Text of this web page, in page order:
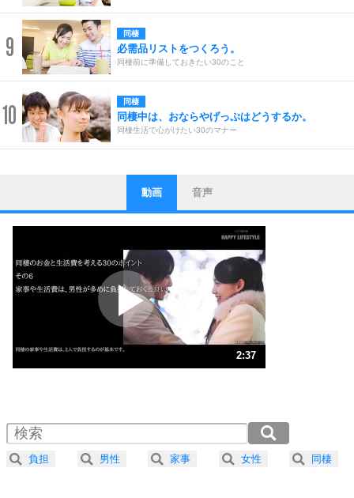
9 同棲
必需品リストをつくろう。
同棲前に準備しておきたい30のこと
10 同棲
同棲中は、おならやげっぷはどうするか。
同棲生活で心がけたい30のマナー
1
ストレス対策
他人と比べない。
いっそのこと、他人を見ない。
いらいらしない人になる30の方法
プラス思考
ポジティブになれない原因は、行動しないから。
ポジティブ思考になる30の方法
ストレス対策
人生、なんとかなるもの。
気楽に生きる30の方法
4 器の大きい人は、怒りを優しさで表現する。
プラス思考
動画 音声
2:37
2.0倍速 （308KB 1分18秒）
2.5倍速 （247KB 1分2秒）
3.0倍速 （206KB 52秒）
負担 男性 家事 女性 同棲